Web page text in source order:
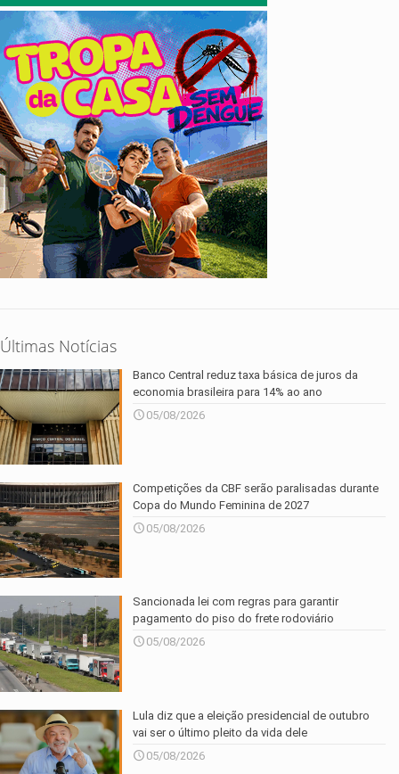
Últimas Notícias
Banco Central reduz taxa básica de juros da
economia brasileira para 14% ao ano
05/08/2026
Competições da CBF serão paralisadas durante
Copa do Mundo Feminina de 2027
05/08/2026
Sancionada lei com regras para garantir
pagamento do piso do frete rodoviário
05/08/2026
Lula diz que a eleição presidencial de outubro
vai ser o último pleito da vida dele
05/08/2026